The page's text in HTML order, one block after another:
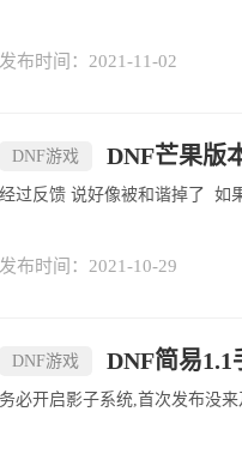
发布时间：2021-11-02
DNF游戏 DNF芒果版
发布时间：2021-10-29
DNF游戏 DNF简易1.1